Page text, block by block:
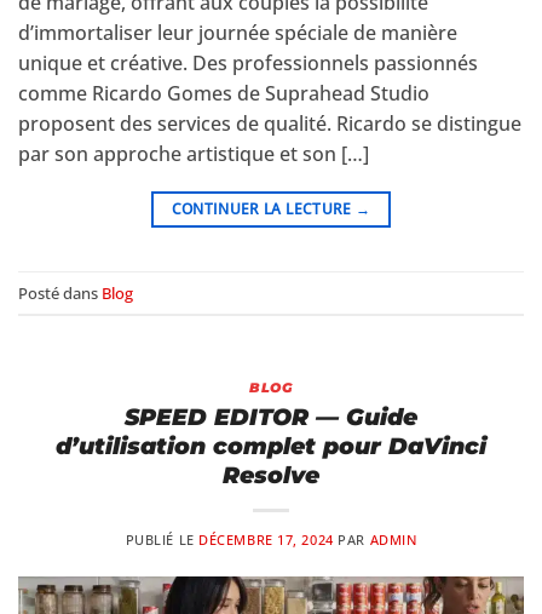
d’immortaliser leur journée spéciale de manière
unique et créative. Des professionnels passionnés
comme Ricardo Gomes de Suprahead Studio
proposent des services de qualité. Ricardo se distingue
par son approche artistique et son […]
CONTINUER LA LECTURE →
Posté dans Blog
BLOG
SPEED EDITOR — Guide
d’utilisation complet pour DaVinci
Resolve
PUBLIÉ LE DÉCEMBRE 17, 2024 PAR ADMIN